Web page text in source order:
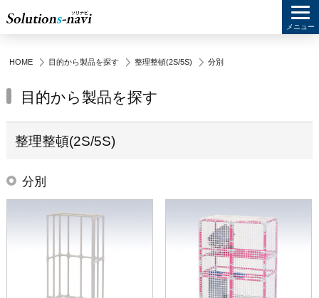
HOME 目的から製品を探す 整理整頓(2S/5S) 分別
目的から製品を探す
整理整頓(2S/5S)
分別
メニュー